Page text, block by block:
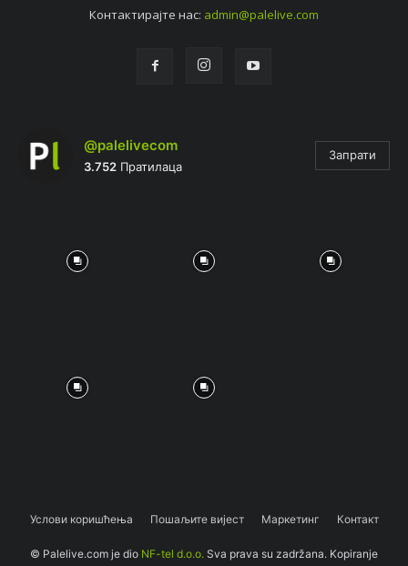
Контактирајтe нас: admin@palelive.com
@palelivecom
3.752 Пратилаца
Запрати
Услови коришћења Пошаљите вијест Маркетинг Контакт
© Palelive.com je dio NF-tel d.o.o. Sva prava su zadržana. Kopiranje